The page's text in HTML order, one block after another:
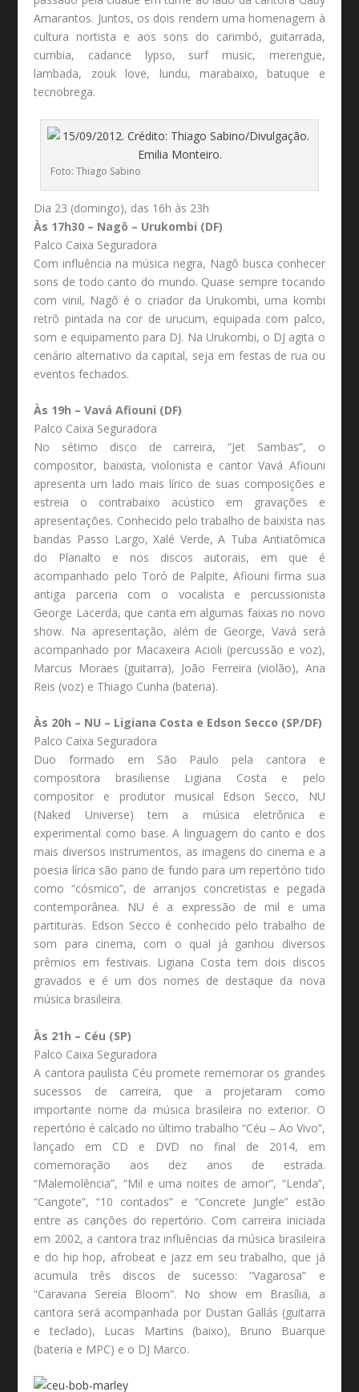
Amarantos. Juntos, os dois rendem uma homenagem à
cultura nortista e aos sons do carimbó, guitarrada,
cumbia, cadance lypso, surf music, merengue,
lambada, zouk love, lundu, marabaixo, batuque e
tecnobrega.
Foto: Thiago Sabino
Dia 23 (domingo), das 16h às 23h
Às 17h30 – Nagô – Urukombi (DF)
Palco Caixa Seguradora
Com influência na música negra, Nagô busca conhecer
sons de todo canto do mundo. Quase sempre tocando
com vinil, Nagô é o criador da Urukombi, uma kombi
retrô pintada na cor de urucum, equipada com palco,
som e equipamento para DJ. Na Urukombi, o DJ agita o
cenário alternativo da capital, seja em festas de rua ou
eventos fechados.
Às 19h – Vavá Afiouni (DF)
Palco Caixa Seguradora
No sétimo disco de carreira, “Jet Sambas”, o
compositor, baixista, violonista e cantor Vavá Afiouni
apresenta um lado mais lírico de suas composições e
estreia o contrabaixo acústico em gravações e
apresentações. Conhecido pelo trabalho de baixista nas
bandas Passo Largo, Xalé Verde, A Tuba Antiatômica
do Planalto e nos discos autorais, em que é
acompanhado pelo Toró de Palpite, Afiouni firma sua
antiga parceria com o vocalista e percussionista
George Lacerda, que canta em algumas faixas no novo
show. Na apresentação, além de George, Vavá será
acompanhado por Macaxeira Acioli (percussão e voz),
Marcus Moraes (guitarra), João Ferreira (violão), Ana
Reis (voz) e Thiago Cunha (bateria).
Às 20h – NU – Ligiana Costa e Edson Secco (SP/DF)
Palco Caixa Seguradora
Duo formado em São Paulo pela cantora e
compositora brasiliense Ligiana Costa e pelo
compositor e produtor musical Edson Secco, NU
(Naked Universe) tem a música eletrônica e
experimental como base. A linguagem do canto e dos
mais diversos instrumentos, as imagens do cinema e a
poesia lírica são pano de fundo para um repertório tido
como “cósmico”, de arranjos concretistas e pegada
contemporânea. NU é a expressão de mil e uma
partituras. Edson Secco é conhecido pelo trabalho de
som para cinema, com o qual já ganhou diversos
prêmios em festivais. Ligiana Costa tem dois discos
gravados e é um dos nomes de destaque da nova
música brasileira.
Às 21h – Céu (SP)
Palco Caixa Seguradora
A cantora paulista Céu promete rememorar os grandes
sucessos de carreira, que a projetaram como
importante nome da música brasileira no exterior. O
repertório é calcado no último trabalho “Céu – Ao Vivo”,
lançado em CD e DVD no final de 2014, em
comemoração aos dez anos de estrada.
“Malemolência”, “Mil e uma noites de amor”, “Lenda”,
“Cangote”, “10 contados” e “Concrete Jungle” estão
entre as canções do repertório. Com carreira iniciada
em 2002, a cantora traz influências da música brasileira
e do hip hop, afrobeat e jazz em seu trabalho, que já
acumula três discos de sucesso: “Vagarosa” e
“Caravana Sereia Bloom”. No show em Brasília, a
cantora será acompanhada por Dustan Gallás (guitarra
e teclado), Lucas Martins (baixo), Bruno Buarque
(bateria e MPC) e o DJ Marco.